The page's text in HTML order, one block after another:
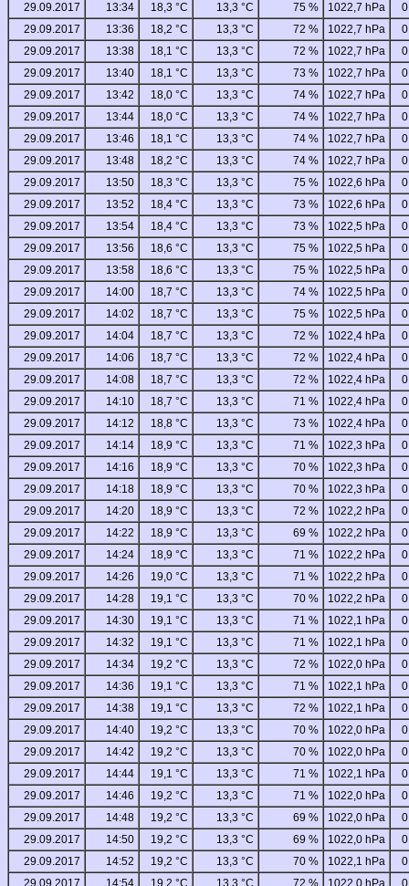
29.09.2017
13:34 18,3 °C 13,3 °C 75 % 1022,7 hPa
29.09.2017
13:36 18,2 °C 13,3 °C 72 % 1022,7 hPa
29.09.2017
13:38 18,1 °C 13,3 °C 72 % 1022,7 hPa
29.09.2017
13:40 18,1 °C 13,3 °C 73 % 1022,7 hPa
29.09.2017
13:42 18,0 °C 13,3 °C 74 % 1022,7 hPa
29.09.2017
13:44 18,0 °C 13,3 °C 74 % 1022,7 hPa
29.09.2017
13:46 18,1 °C 13,3 °C 74 % 1022,7 hPa
29.09.2017
13:48 18,2 °C 13,3 °C 74 % 1022,7 hPa
29.09.2017
13:50 18,3 °C 13,3 °C 75 % 1022,6 hPa
29.09.2017
13:52 18,4 °C 13,3 °C 73 % 1022,6 hPa
29.09.2017
13:54 18,4 °C 13,3 °C 73 % 1022,5 hPa
29.09.2017
13:56 18,6 °C 13,3 °C 75 % 1022,5 hPa
29.09.2017
13:58 18,6 °C 13,3 °C 75 % 1022,5 hPa
29.09.2017
14:00 18,7 °C 13,3 °C 74 % 1022,5 hPa
29.09.2017
14:02 18,7 °C 13,3 °C 75 % 1022,5 hPa
29.09.2017
14:04 18,7 °C 13,3 °C 72 % 1022,4 hPa
29.09.2017
14:06 18,7 °C 13,3 °C 72 % 1022,4 hPa
29.09.2017
14:08 18,7 °C 13,3 °C 72 % 1022,4 hPa
29.09.2017
14:10 18,7 °C 13,3 °C 71 % 1022,4 hPa
29.09.2017
14:12 18,8 °C 13,3 °C 73 % 1022,4 hPa
29.09.2017
14:14 18,9 °C 13,3 °C 71 % 1022,3 hPa
29.09.2017
14:16 18,9 °C 13,3 °C 70 % 1022,3 hPa
29.09.2017
14:18 18,9 °C 13,3 °C 70 % 1022,3 hPa
29.09.2017
14:20 18,9 °C 13,3 °C 72 % 1022,2 hPa
29.09.2017
14:22 18,9 °C 13,3 °C 69 % 1022,2 hPa
29.09.2017
14:24 18,9 °C 13,3 °C 71 % 1022,2 hPa
29.09.2017
14:26 19,0 °C 13,3 °C 71 % 1022,2 hPa
29.09.2017
14:28 19,1 °C 13,3 °C 70 % 1022,2 hPa
29.09.2017
14:30 19,1 °C 13,3 °C 71 % 1022,1 hPa
29.09.2017
14:32 19,1 °C 13,3 °C 71 % 1022,1 hPa
29.09.2017
14:34 19,2 °C 13,3 °C 72 % 1022,0 hPa
29.09.2017
14:36 19,1 °C 13,3 °C 71 % 1022,1 hPa
29.09.2017
14:38 19,1 °C 13,3 °C 72 % 1022,1 hPa
29.09.2017
14:40 19,2 °C 13,3 °C 70 % 1022,0 hPa
29.09.2017
14:42 19,2 °C 13,3 °C 70 % 1022,0 hPa
29.09.2017
14:44 19,1 °C 13,3 °C 71 % 1022,1 hPa
29.09.2017
14:46 19,2 °C 13,3 °C 71 % 1022,0 hPa
29.09.2017
14:48 19,2 °C 13,3 °C 69 % 1022,0 hPa
29.09.2017
14:50 19,2 °C 13,3 °C 69 % 1022,0 hPa
29.09.2017
14:52 19,2 °C 13,3 °C 70 % 1022,1 hPa
29.09.2017
14:54 19,2 °C 13,3 °C 72 % 1022,0 hPa